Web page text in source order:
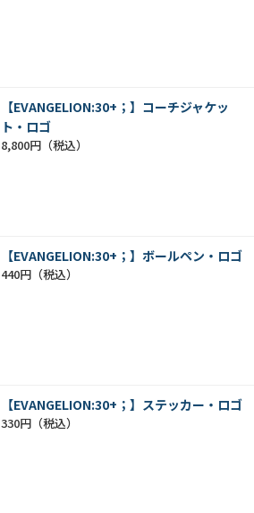
【EVANGELION:30+；】コーチジャケッ
ト・ロゴ
8,800円
【EVANGELION:30+；】ボールペン・ロゴ
440円
【EVANGELION:30+；】ステッカー・ロゴ
330円